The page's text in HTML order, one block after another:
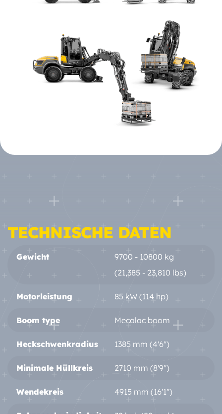
TECHNISCHE DATEN
Gewicht
9700 - 10800 kg
(21,385 - 23,810 lbs)
Motorleistung 85 kW (114 hp)
Boom type Mecalac boom
Heckschwenkradius 1385 mm (4'6'')
Minimale Hüllkreis 2710 mm (8'9'')
Wendekreis 4915 mm (16'1'')